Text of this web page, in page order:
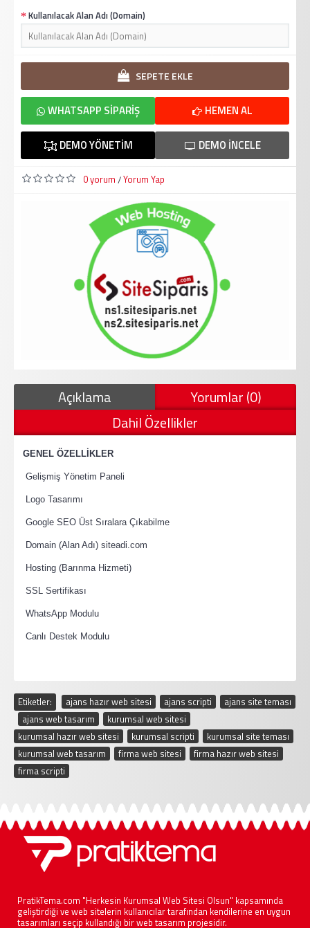
Kullanılacak Alan Adı (Domain)
SEPETE EKLE
HEMEN AL
WHATSAPP SIPARIŞ
DEMO İNCELE
DEMO YÖNETIM
0 yorum /Yorum Yap
Açıklama
Yorumlar (0)
Dahil Özellikler
GENEL ÖZELLİKLER
Gelişmiş Yönetim Paneli
Logo Tasarımı
Google SEO Üst Sıralara Çıkabilme
Domain (Alan Adı) siteadi.com
Hosting (Barınma Hizmeti)
SSL Sertifikası
WhatsApp Modulu
Canlı Destek Modulu
Etiketler: ajans hazır web sitesi ajans scripti
ajans site teması
ajans web tasarım kurumsal web sitesi
kurumsal hazır web sitesi
kurumsal scripti kurumsal site teması
kurumsal web tasarım
firma web sitesi firma hazır web sitesi
firma scripti
PratikTema.com "Herkesin Kurumsal Web Sitesi Olsun" kapsamında
geliştirdiği ve web sitelerin kullanıcılar tarafından kendilerine en uygun
tasarımları seçip kullandığı bir web tasarım projesidir.